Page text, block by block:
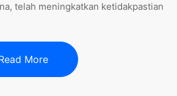
telah meningkatkan ketidakpastian
More